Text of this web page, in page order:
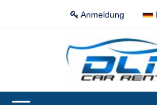
Anmeldung